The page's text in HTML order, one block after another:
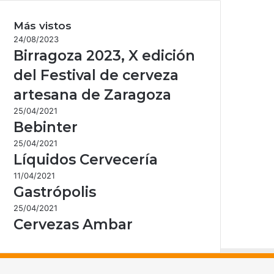
Más vistos
24/08/2023
Birragoza 2023, X edición
del Festival de cerveza
artesana de Zaragoza
25/04/2021
Bebinter
25/04/2021
Líquidos Cervecería
11/04/2021
Gastrópolis
25/04/2021
Cervezas Ambar